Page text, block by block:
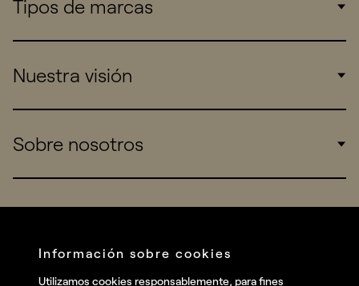
Tipos de marcas
Consumers
Startups
Nuestra visión
Work
Sobre nosotros
TalentInformación sobre cookies
Utilizamos cookies responsablemente, para fines